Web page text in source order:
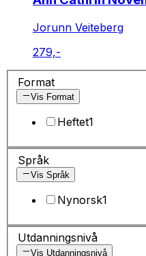
Jorunn Veiteberg
279,-
Format
Vis Format
Heftet1
Språk
Vis Språk
Nynorsk1
Utdanningsnivå
Vis Utdanningsnivå